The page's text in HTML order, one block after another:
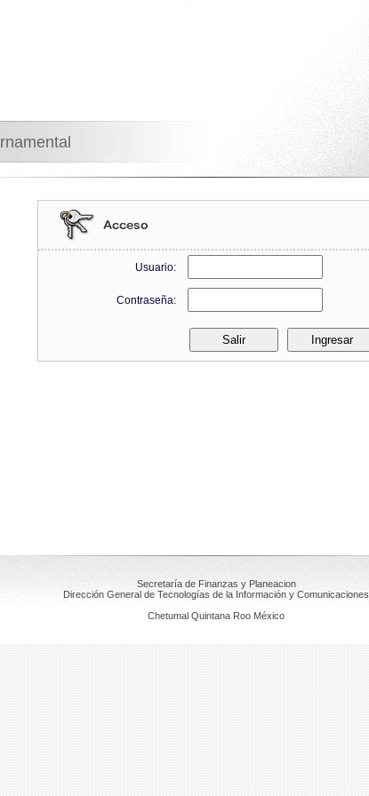
Usuario:
Contraseña:
Secretaría de Finanzas y Planeacion
Dirección General de Tecnologías de la Información y Comunicaciones
Chetumal Quintana Roo México